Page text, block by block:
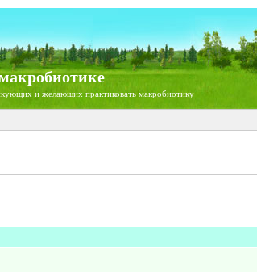
и желающих практиковать макробиотику